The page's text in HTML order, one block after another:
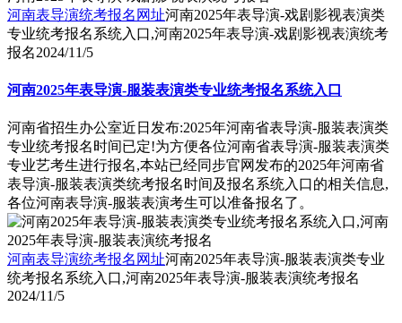
河南表导演统考报名网址河南2025年表导演-戏剧影视表演类
专业统考报名系统入口,河南2025年表导演-戏剧影视表演统考
报名2024/11/5
河南2025年表导演-服装表演类专业统考报名系统入口
河南省招生办公室近日发布:2025年河南省表导演-服装表演类
专业统考报名时间已定!为方便各位河南省表导演-服装表演类
专业艺考生进行报名,本站已经同步官网发布的2025年河南省
表导演-服装表演类统考报名时间及报名系统入口的相关信息,
各位河南表导演-服装表演考生可以准备报名了。
河南表导演统考报名网址河南2025年表导演-服装表演类专业
统考报名系统入口,河南2025年表导演-服装表演统考报名
2024/11/5